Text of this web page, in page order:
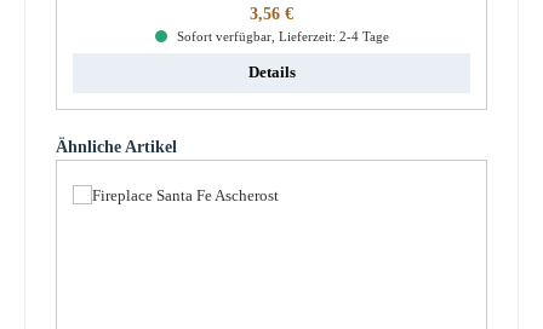
Regulärer Preis:
3,56 €
Sofort verfügbar, Lieferzeit: 2-4 Tage
Details
Produktgalerie überspringen
Ähnliche Artikel